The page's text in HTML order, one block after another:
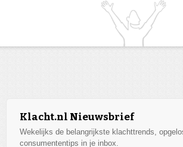
Klacht.nl Nieuwsbrief
Wekelijks de belangrijkste klachttrends,
consumententips in je inbox.